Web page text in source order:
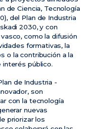
de Ciencia, Tecnología
del Plan de Industria
2030, y con
como la difusión
formativas, la
o la contribución a la
interés público.
de Industria -
son
con la tecnología
nuevas
priorizar los